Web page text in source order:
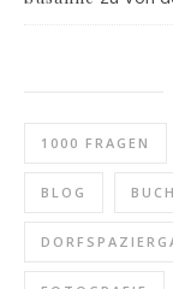
1000 FRAGEN
BLOG